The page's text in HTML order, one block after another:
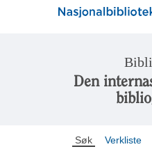
Den
Søk Verkliste